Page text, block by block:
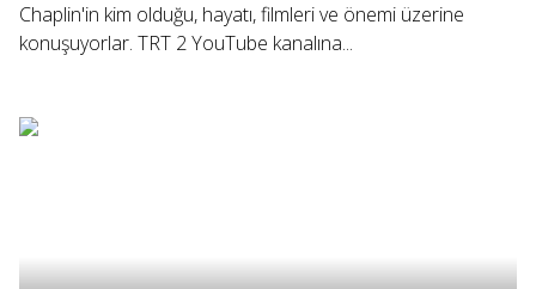
Chaplin'in kim olduğu, hayatı, filmleri ve önemi üzerine
konuşuyorlar. TRT 2 YouTube kanalına...